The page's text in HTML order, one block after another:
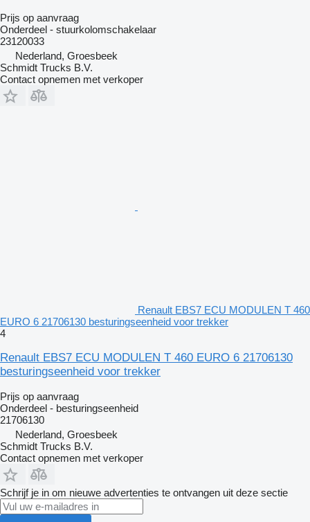
Prijs op aanvraag
Onderdeel - stuurkolomschakelaar
23120033
Nederland, Groesbeek
Schmidt Trucks B.V.
Contact opnemen met verkoper
Renault EBS7 ECU MODULEN T 460
EURO 6 21706130 besturingseenheid voor trekker
4
Renault EBS7 ECU MODULEN T 460 EURO 6 21706130
besturingseenheid voor trekker
Prijs op aanvraag
Onderdeel - besturingseenheid
21706130
Nederland, Groesbeek
Schmidt Trucks B.V.
Contact opnemen met verkoper
Schrijf je in om nieuwe advertenties te ontvangen uit deze sectie